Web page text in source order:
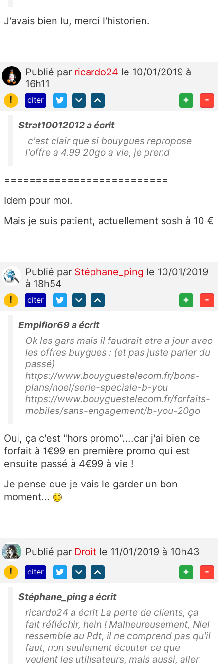
J'avais bien lu, merci l'historien.
Publié par ricardo24 le 10/01/2019 à
16h11
!
citer + -
Strat10012012 a écrit
c'est clair que si bouygues repropose
l'offre a 4.99 20go a vie, je prend
==========================
Idem pour moi.
Mais je suis patient, actuellement sosh à 10 €
Publié par Stéphane_ping le 10/01/2019
à 18h54
!
citer + -
Empiflor69 a écrit
Ok les gars mais il faudrait etre a jour avec
les offres buygues : (et pas juste parler du
passé)
https://www.bouyguestelecom.fr/bons-
plans/noel/serie-speciale-b-you
https://www.bouyguestelecom.fr/forfaits-
mobiles/sans-engagement/b-you-20go
Oui, ça c'est "hors promo"....car j'ai bien ce
forfait à 1€99 en première promo qui est
ensuite passé à 4€99 à vie !
Je pense que je vais le garder un bon
moment...
Publié par Droit le 11/01/2019 à 10h43
!
citer + -
Stéphane_ping a écrit
ricardo24 a écrit La perte de clients, ça
fait réfléchir, hein ! Malheureusement, Niel
ressemble au Pdt, il ne comprend pas qu'il
faut, non seulement écouter ce que
veulent les utilisateurs, mais aussi, aller